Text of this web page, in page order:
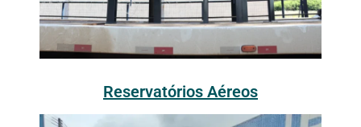
Reservatórios Aéreos